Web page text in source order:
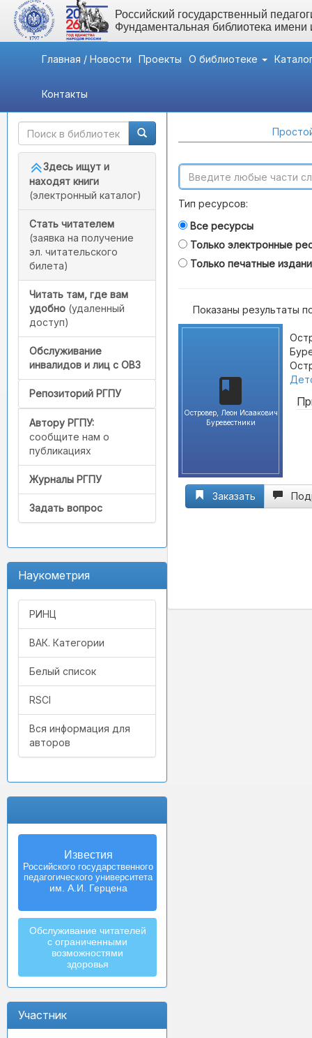
Российский государственный
Фундаментальная библиотека
Главная / Новости Проекты О библиотеке
Контакты
Быстрый доступ
Здесь ищут и
находят книги
(электронный каталог)
Стать читателем
(заявка на получение
эл. читательского
билета)
Читать там, где вам
удобно (удаленный
доступ)
Обслуживание
инвалидов и лиц с ОВЗ
Репозиторий РГПУ
Автору РГПУ:
сообщите нам о
публикациях
Журналы РГПУ
Задать вопрос
Наукометрия
РИНЦ
ВАК. Категории
Белый список
RSCI
Вся информация для
авторов
Известия
Российского государственного
педагогического университета
им. А.И. Герцена
Izvestia:
Herzen University
Journal of
Humanities & Sciences
Обслуживание читателей
с ограниченными
возможностями
здоровья
Участник
Тип ресурсов:
Все ресурсы
Только электронные
Только печатные
Показаны результаты
Островер, Леон Исаакович
Буревестники
Заказать